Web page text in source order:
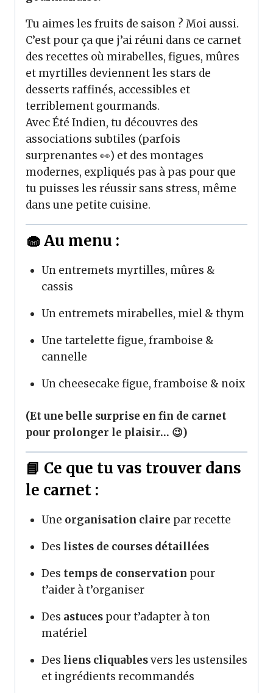
Tu aimes les fruits de saison ? Moi aussi.
C’est pour ça que j’ai réuni dans ce carnet
des recettes où mirabelles, figues, mûres
et myrtilles deviennent les stars de
desserts raffinés, accessibles et
terriblement gourmands.
Avec Été Indien, tu découvres des
associations subtiles (parfois
surprenantes 👀) et des montages
modernes, expliqués pas à pas pour que
tu puisses les réussir sans stress, même
dans une petite cuisine.
🧁 Au menu :
Un entremets myrtilles, mûres &
cassis
Un entremets mirabelles, miel & thym
Une tartelette figue, framboise &
cannelle
Un cheesecake figue, framboise & noix
(Et une belle surprise en fin de carnet
pour prolonger le plaisir… 😉)
📘 Ce que tu vas trouver dans
le carnet :
Une organisation claire par recette
Des listes de courses détaillées
Des temps de conservation pour
t’aider à t’organiser
Des astucespour t’adapter à ton
matériel
Des liens cliquablesvers les ustensiles
et ingrédients recommandés